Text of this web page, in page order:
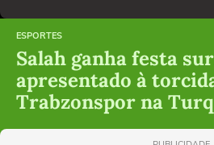
ESPORTES
Salah ganha festa
apresentado à
Trabzonspor na